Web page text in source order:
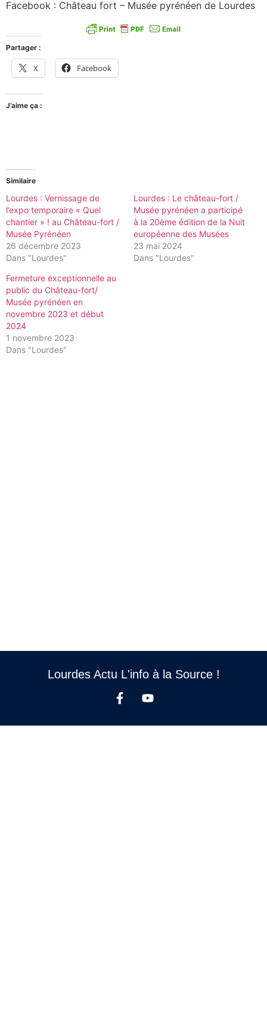
Facebook : Château fort – Musée pyrénéen de Lourdes
Partager :
X Facebook
J’aime ça :
Similaire
Lourdes : Vernissage de
l’expo temporaire « Quel
chantier » ! au Château-fort /
Musée Pyrénéen
26 décembre 2023
Dans "Lourdes"
Lourdes : Le château-fort /
Musée pyrénéen a participé
à la 20ème édition de la Nuit
européenne des Musées
23 mai 2024
Dans "Lourdes"
Fermeture exceptionnelle au
public du Château-fort/
Musée pyrénéen en
novembre 2023 et début
2024
1 novembre 2023
Dans "Lourdes"
Lourdes Actu L'info à la Source !